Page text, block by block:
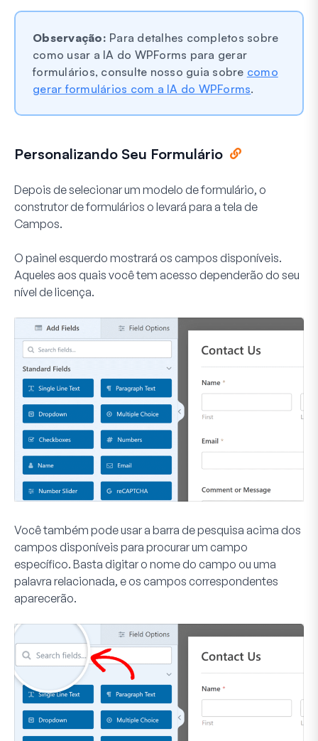
Observação: Para detalhes completos sobre
como usar a IA do WPForms para gerar
formulários, consulte nosso guia sobre como
gerar formulários com a IA do WPForms.
Personalizando Seu Formulário
Depois de selecionar um modelo de formulário, o
construtor de formulários o levará para a tela de
Campos.
O painel esquerdo mostrará os campos disponíveis.
Aqueles aos quais você tem acesso dependerão do seu
nível de licença.
Você também pode usar a barra de pesquisa acima dos
campos disponíveis para procurar um campo
específico. Basta digitar o nome do campo ou uma
palavra relacionada, e os campos correspondentes
aparecerão.